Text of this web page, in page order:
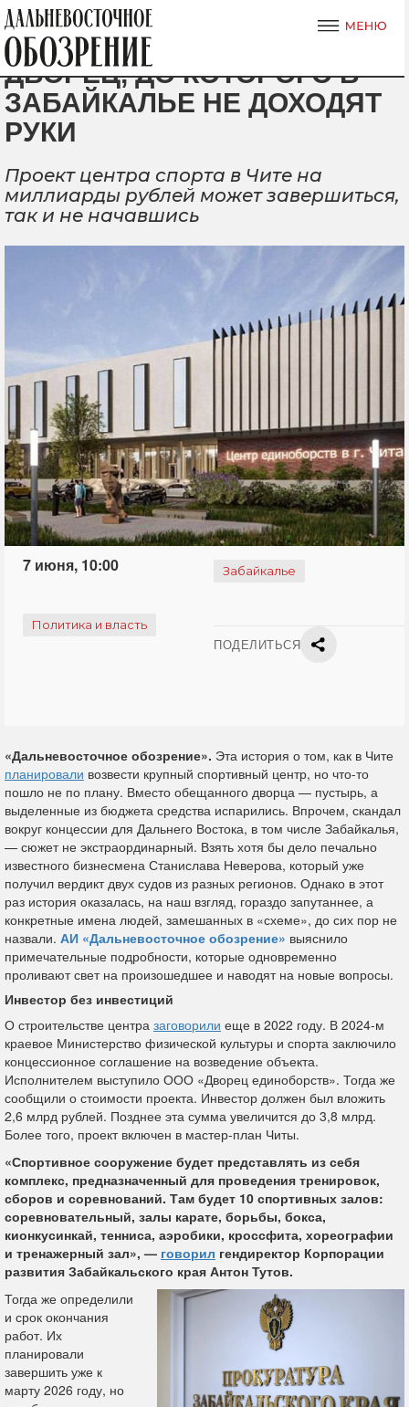
ДВОРЕЦ, ДО КОТОРОГО В
ЗАБАЙКАЛЬЕ НЕ ДОХОДЯТ
РУКИ
Проект центра спорта в Чите на
миллиарды рублей может завершиться,
так и не начавшись
7 июня, 10:00 Забайкалье
Политика и власть
ПОДЕЛИТЬСЯ
«Дальневосточное обозрение». Эта история о том, как в Чите
планировали возвести крупный спортивный центр, но что-то
пошло не по плану. Вместо обещанного дворца — пустырь, а
выделенные из бюджета средства испарились. Впрочем, скандал
вокруг концессии для Дальнего Востока, в том числе Забайкалья,
— сюжет не экстраординарный. Взять хотя бы дело печально
известного бизнесмена Станислава Неверова, который уже
получил вердикт двух судов из разных регионов. Однако в этот
раз история оказалась, на наш взгляд, гораздо запутаннее, а
конкретные имена людей, замешанных в «схеме», до сих пор не
назвали. АИ «Дальневосточное обозрение» выяснило
примечательные подробности, которые одновременно
проливают свет на произошедшее и наводят на новые вопросы.
Инвестор без инвестиций
О строительстве центра заговорили еще в 2022 году. В 2024-м
краевое Министерство физической культуры и спорта заключило
концессионное соглашение на возведение объекта.
Исполнителем выступило ООО «Дворец единоборств». Тогда же
сообщили о стоимости проекта. Инвестор должен был вложить
2,6 млрд рублей. Позднее эта сумма увеличится до 3,8 млрд.
Более того, проект включен в мастер-план Читы.
«Спортивное сооружение будет представлять из себя
комплекс, предназначенный для проведения тренировок,
сборов и соревнований. Там будет 10 спортивных залов:
соревновательный, залы карате, борьбы, бокса,
кионкусинкай, тенниса, аэробики, кроссфита, хореографии
и тренажерный зал», — говорил гендиректор Корпорации
развития Забайкальского края Антон Тутов.
Тогда же определили
и срок окончания
работ. Их
планировали
завершить уже к
марту 2026 году, но